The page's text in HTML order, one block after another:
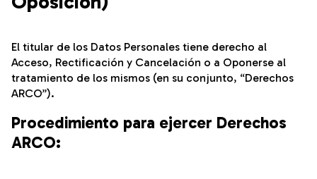
El titular de los Datos Personales tiene derecho al
Acceso, Rectificación y Cancelación o a Oponerse al
tratamiento de los mismos (en su conjunto, “Derechos
ARCO”).
Procedimiento para ejercer Derechos
ARCO: